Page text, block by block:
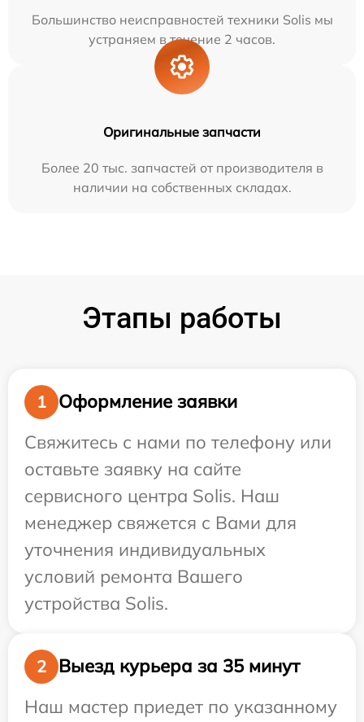
Большинство неисправностей техники Solis мы
устраняем в течение 2 часов.
Оригинальные запчасти
Более 20 тыс. запчастей от производителя в
наличии на собственных складах.
Этапы работы
1
Оформление заявки
Свяжитесь с нами по телефону или
оставьте заявку на сайте
сервисного центра Solis. Наш
менеджер свяжется с Вами для
уточнения индивидуальных
условий ремонта Вашего
устройства Solis.
2
Выезд курьера за 35 минут
Наш мастер приедет по указанному